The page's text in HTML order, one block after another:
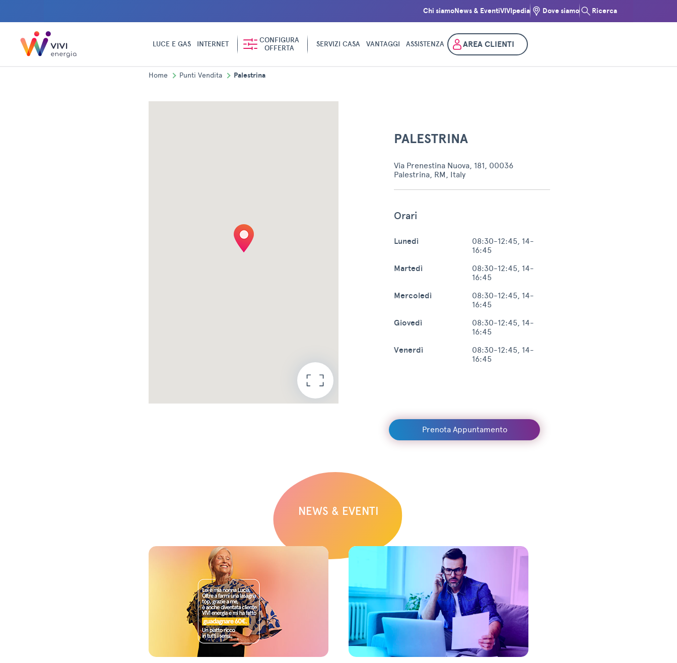
Chi siamoNews & EventiVIVIpedia Dove siamo Ricerca
LUCE E GAS INTERNET
CONFIGURA
OFFERTA
SERVIZI CASA VANTAGGI ASSISTENZA AREA CLIENTI
Home Punti Vendita Palestrina
PALESTRINA
Via Prenestina Nuova, 181, 00036
Palestrina, RM, Italy
Orari
Lunedì
08:30-12:45, 14-
16:45
Martedì
08:30-12:45, 14-
16:45
Mercoledì
08:30-12:45, 14-
16:45
Giovedì
08:30-12:45, 14-
16:45
Venerdì
08:30-12:45, 14-
16:45
Prenota Appuntamento
NEWS & EVENTI